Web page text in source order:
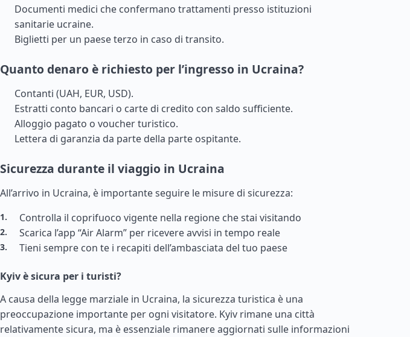
Documenti medici che confermano trattamenti presso istituzioni
sanitarie ucraine.
Biglietti per un paese terzo in caso di transito.
Quanto denaro è richiesto per l’ingresso in Ucraina?
Contanti (UAH, EUR, USD).
Estratti conto bancari o carte di credito con saldo sufficiente.
Alloggio pagato o voucher turistico.
Lettera di garanzia da parte della parte ospitante.
Sicurezza durante il viaggio in Ucraina
All’arrivo in Ucraina, è importante seguire le misure di sicurezza:
Controlla il coprifuoco vigente nella regione che stai visitando
Scarica l’app “Air Alarm” per ricevere avvisi in tempo reale
Tieni sempre con te i recapiti dell’ambasciata del tuo paese
Kyiv è sicura per i turisti?
A causa della legge marziale in Ucraina, la sicurezza turistica è una
preoccupazione importante per ogni visitatore. Kyiv rimane una città
relativamente sicura, ma è essenziale rimanere aggiornati sulle informazioni